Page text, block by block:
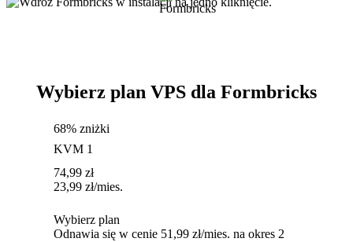
Wybierz plan VPS dla Formbricks
68% zniżki
KVM 1
74,99 zł
23,99 zł/mies.
Wybierz plan
Odnawia się w cenie 51,99 zł/mies. na okres 2